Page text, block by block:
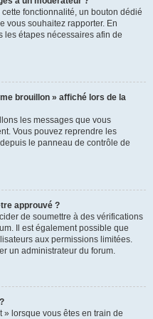
fonctionnalité, un bouton dédié
vous souhaitez rapporter. En
les étapes nécessaires afin de
brouillon » affiché lors de la
les messages que vous
Vous pouvez reprendre les
le panneau de contrôle de
approuvé ?
de soumettre à des vérifications
Il est également possible que
aux permissions limitées.
un administrateur du forum.
» lorsque vous êtes en train de